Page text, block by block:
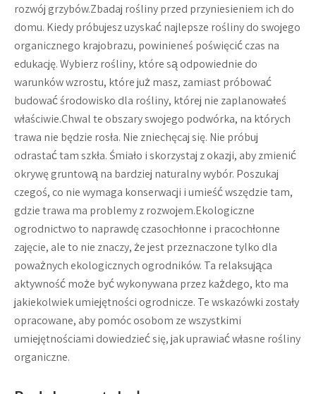
rozwój grzybów.Zbadaj rośliny przed przyniesieniem ich do
domu. Kiedy próbujesz uzyskać najlepsze rośliny do swojego
organicznego krajobrazu, powinieneś poświęcić czas na
edukację. Wybierz rośliny, które są odpowiednie do
warunków wzrostu, które już masz, zamiast próbować
budować środowisko dla rośliny, której nie zaplanowałeś
właściwie.Chwal te obszary swojego podwórka, na których
trawa nie będzie rosła. Nie zniechęcaj się. Nie próbuj
odrastać tam szkła. Śmiało i skorzystaj z okazji, aby zmienić
okrywę gruntową na bardziej naturalny wybór. Poszukaj
czegoś, co nie wymaga konserwacji i umieść wszędzie tam,
gdzie trawa ma problemy z rozwojem.Ekologiczne
ogrodnictwo to naprawdę czasochłonne i pracochłonne
zajęcie, ale to nie znaczy, że jest przeznaczone tylko dla
poważnych ekologicznych ogrodników. Ta relaksująca
aktywność może być wykonywana przez każdego, kto ma
jakiekolwiek umiejętności ogrodnicze. Te wskazówki zostały
opracowane, aby pomóc osobom ze wszystkimi
umiejętnościami dowiedzieć się, jak uprawiać własne rośliny
organiczne.